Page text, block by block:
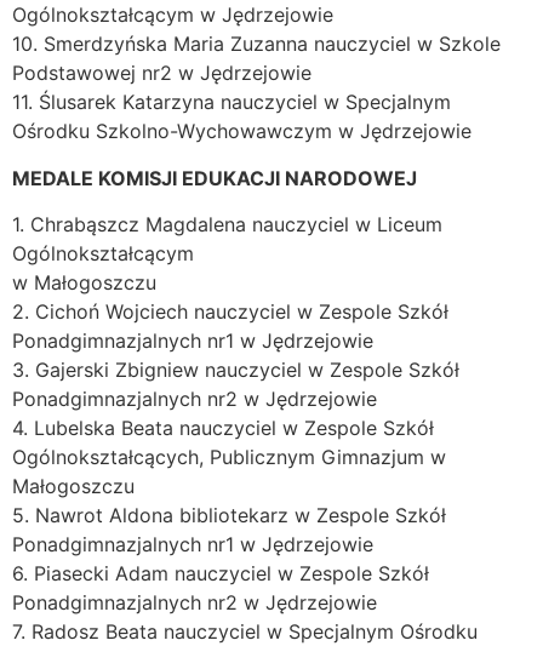
Ogólnokształcącym w Jędrzejowie
10. Smerdzyńska Maria Zuzanna nauczyciel w Szkole
Podstawowej nr2 w Jędrzejowie
11. Ślusarek Katarzyna nauczyciel w Specjalnym
Ośrodku Szkolno-Wychowawczym w Jędrzejowie
MEDALE KOMISJI EDUKACJI NARODOWEJ
1. Chrabąszcz Magdalena nauczyciel w Liceum
Ogólnokształcącym
w Małogoszczu
2. Cichoń Wojciech nauczyciel w Zespole Szkół
Ponadgimnazjalnych nr1 w Jędrzejowie
3. Gajerski Zbigniew nauczyciel w Zespole Szkół
Ponadgimnazjalnych nr2 w Jędrzejowie
4. Lubelska Beata nauczyciel w Zespole Szkół
Ogólnokształcących, Publicznym Gimnazjum w
Małogoszczu
5. Nawrot Aldona bibliotekarz w Zespole Szkół
Ponadgimnazjalnych nr1 w Jędrzejowie
6. Piasecki Adam nauczyciel w Zespole Szkół
Ponadgimnazjalnych nr2 w Jędrzejowie
7. Radosz Beata nauczyciel w Specjalnym Ośrodku